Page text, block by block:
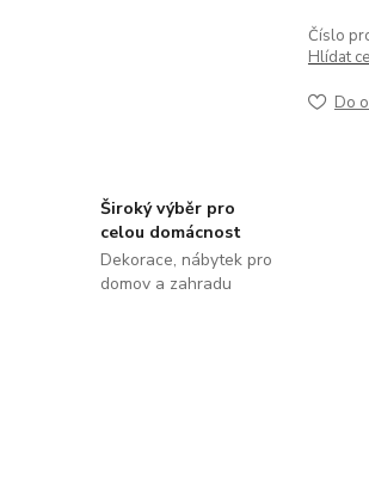
Číslo
Hlídat
Do
Široký výběr pro
celou domácnost
Dekorace, nábytek pro
domov a zahradu